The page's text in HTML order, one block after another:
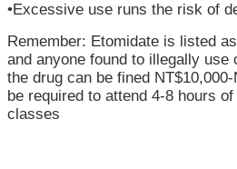
素
測
驗
兒
童
•Excessive use runs the risk of
Remember: Etomidate is listed
and anyone found to illegally use
the drug can be fined
be required to attend 4-8 hours
classes